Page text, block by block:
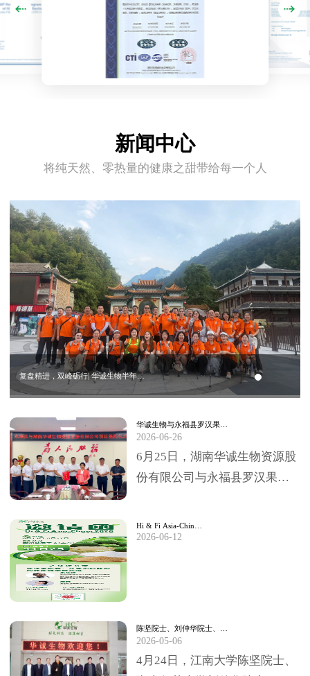
新闻中心
将纯天然、零热量的健康之甜带给每一个人
复盘精进，双峰砺行| 华诚生物半年…
华诚生物与永福县罗汉果…
2026-06-26
6月25日，湖南华诚生物资源股
份有限公司与永福县罗汉果深
举行。永福县委书…
Hi & Fi Asia-Chin…
2026-06-12
陈坚院士、刘仲华院士、…
2026-05-06
4月24日，江南大学陈坚院士、